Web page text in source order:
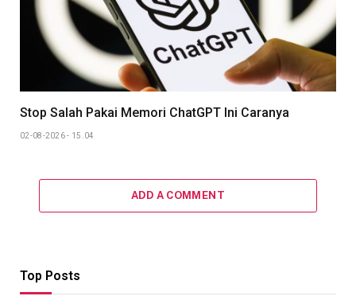
Stop Salah Pakai Memori ChatGPT Ini Caranya
02-08-2026 - 15.04
ADD A COMMENT
Top Posts